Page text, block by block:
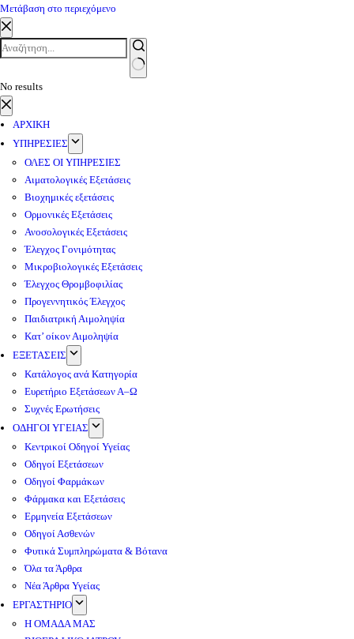
Μετάβαση στο περιεχόμενο
No results
ΑΡΧΙΚΗ
ΥΠΗΡΕΣΙΕΣ
ΟΛΕΣ ΟΙ ΥΠΗΡΕΣΙΕΣ
Αιματολογικές Εξετάσεις
Βιοχημικές εξετάσεις
Ορμονικές Εξετάσεις
Ανοσολογικές Εξετάσεις
Έλεγχος Γονιμότητας
Μικροβιολογικές Εξετάσεις
Έλεγχος Θρομβοφιλίας
Προγεννητικός Έλεγχος
Παιδιατρική Αιμοληψία
Κατ’ οίκον Αιμοληψία
ΕΞΕΤΑΣΕΙΣ
Κατάλογος ανά Κατηγορία
Ευρετήριο Εξετάσεων Α–Ω
Συχνές Ερωτήσεις
ΟΔΗΓΟΙ ΥΓΕΙΑΣ
Κεντρικοί Οδηγοί Υγείας
Οδηγοί Εξετάσεων
Οδηγοί Φαρμάκων
Φάρμακα και Εξετάσεις
Ερμηνεία Εξετάσεων
Οδηγοί Ασθενών
Φυτικά Συμπληρώματα & Βότανα
Όλα τα Άρθρα
Νέα Άρθρα Υγείας
ΕΡΓΑΣΤΗΡΙΟ
Η ΟΜΑΔΑ ΜΑΣ